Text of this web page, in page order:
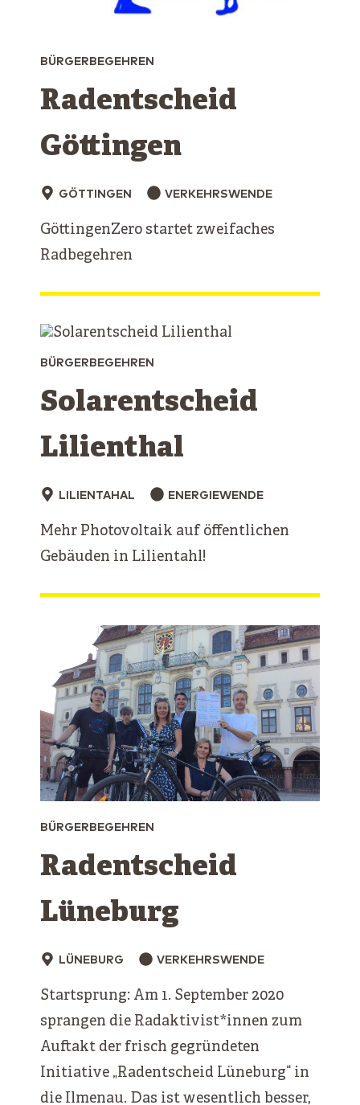
BÜRGERBEGEHREN
Radentscheid
Göttingen
GÖTTINGEN VERKEHRSWENDE
GöttingenZero startet zweifaches
Radbegehren
BÜRGERBEGEHREN
Solarentscheid
Lilienthal
LILIENTAHAL ENERGIEWENDE
Mehr Photovoltaik auf öffentlichen
Gebäuden in Lilientahl!
BÜRGERBEGEHREN
Radentscheid
Lüneburg
LÜNEBURG VERKEHRSWENDE
Startsprung: Am 1. September 2020
sprangen die Radaktivist*innen zum
Auftakt der frisch gegründeten
Initiative „Radentscheid Lüneburg“ in
die Ilmenau. Das ist wesentlich besser,